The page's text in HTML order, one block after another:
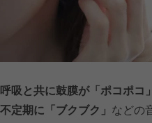
呼吸と共に鼓膜が「ポコポコ」
不定期に「ブクブク」 などの